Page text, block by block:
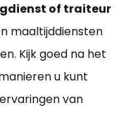
of traiteur
maaltijddiensten
Kijk goed na het
u kunt
van